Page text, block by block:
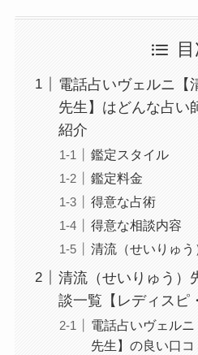
電話占いヴェルニ【
先生】はどんな占い
紹介
鑑定スタイル
鑑定料金
得意な占術
得意な相談内容
清流（せいりゅ
清流（せいりゅう）
談一覧【レディスピ
電話占いヴェルニ
先生】の良い口